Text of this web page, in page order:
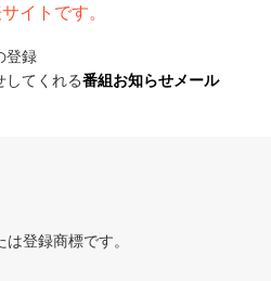
イトです。
登録
してくれる番組お知らせメール
登録商標です。